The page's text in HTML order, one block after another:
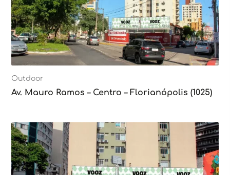
Outdoor
Av. Mauro Ramos – Centro – Florianópolis (1025)